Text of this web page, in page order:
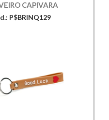
CAPIVARA
P$BRINQ129